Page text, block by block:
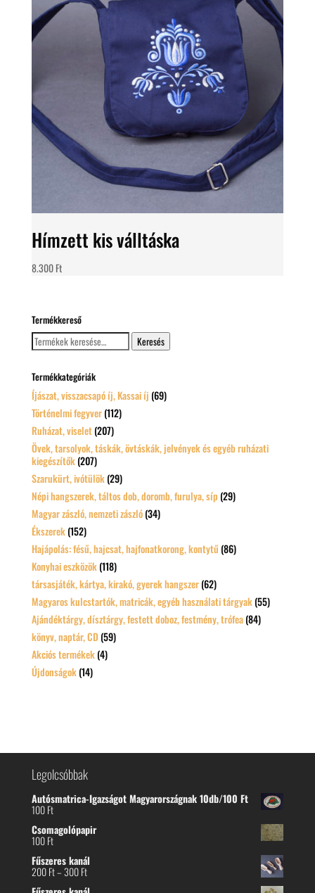
Hímzett kis válltáska
8.300Ft
Termékkereső
Keresés
a
Keresés
Termékkategóriák
Íjászat, visszacsapó íj, Kassai íj (69)
Történelmi fegyver (112)
Ruházat, viselet (207)
Övek, tarsolyok, táskák, övtáskák, jelvények és egyéb ruházati
kiegészítők (207)
Szarukürt, ivótülök (29)
Népi hangszerek, táltos dob, doromb, furulya, síp (29)
Magyar zászló, nemzeti zászló (34)
Ékszerek (152)
Hajápolás: fésű, hajcsat, hajfonatkorong, kontytű (86)
Konyhai eszközök (118)
társasjáték, kártya, kirakó, gyerek hangszer (62)
Magyaros kulcstartók, matricák, egyéb használati tárgyak (55)
Ajándéktárgy, dísztárgy, festett doboz, festmény, trófea (84)
könyv, naptár, CD (59)
Akciós termékek (4)
Újdonságok (14)
Legolcsóbbak
Autósmatrica-Igazságot Magyarországnak 10db/100 Ft
100Ft
Csomagolópapir
100Ft
Fűszeres kanál
200Ft–300FtÁrtartomány: